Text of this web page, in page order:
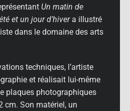
Un matin de
et un jour d’hivera illustré
dans le domaine des arts
techniques, l’artiste
et réalisait lui-même
plaques photographiques
cm. Son matériel, un